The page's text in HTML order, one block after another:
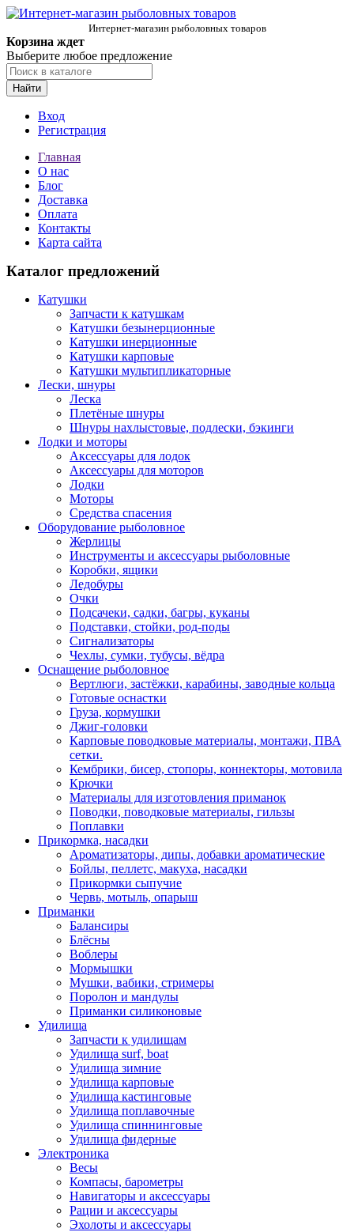
Интернет-магазин рыболовных товаров
Корзина ждет
Выберите любое предложение
Найти
Вход
Регистрация
Главная
О нас
Блог
Доставка
Оплата
Контакты
Карта сайта
Каталог предложений
Катушки
Запчасти к катушкам
Катушки безынерционные
Катушки инерционные
Катушки карповые
Катушки мультипликаторные
Лески, шнуры
Леска
Плетёные шнуры
Шнуры нахлыстовые, подлески, бэкинги
Лодки и моторы
Аксессуары для лодок
Аксессуары для моторов
Лодки
Моторы
Средства спасения
Оборудование рыболовное
Жерлицы
Инструменты и аксессуары рыболовные
Коробки, ящики
Ледобуры
Очки
Подсачеки, садки, багры, куканы
Подставки, стойки, род-поды
Сигнализаторы
Чехлы, сумки, тубусы, вёдра
Оснащение рыболовное
Вертлюги, застёжки, карабины, заводные кольца
Готовые оснастки
Груза, кормушки
Джиг-головки
Карповые поводковые материалы, монтажи, ПВА
сетки.
Кембрики, бисер, стопоры, коннекторы, мотовила
Крючки
Материалы для изготовления приманок
Поводки, поводковые материалы, гильзы
Поплавки
Прикормка, насадки
Ароматизаторы, дипы, добавки ароматические
Бойлы, пеллетс, макуха, насадки
Прикормки сыпучие
Червь, мотыль, опарыш
Приманки
Балансиры
Блёсны
Воблеры
Мормышки
Мушки, вабики, стримеры
Поролон и мандулы
Приманки силиконовые
Удилища
Запчасти к удилищам
Удилища surf, boat
Удилища зимние
Удилища карповые
Удилища кастинговые
Удилища поплавочные
Удилища спиннинговые
Удилища фидерные
Электроника
Весы
Компасы, барометры
Навигаторы и аксессуары
Рации и аксессуары
Эхолоты и аксессуары